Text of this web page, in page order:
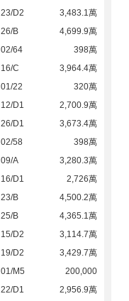
23/D2
3,483.1萬
26/B
4,699.9萬
02/64
398萬
16/C
3,964.4萬
01/22
320萬
12/D1
2,700.9萬
26/D1
3,673.4萬
02/58
398萬
09/A
3,280.3萬
16/D1
2,726萬
23/B
4,500.2萬
25/B
4,365.1萬
15/D2
3,114.7萬
19/D2
3,429.7萬
01/M5
200,000
22/D1
2,956.9萬